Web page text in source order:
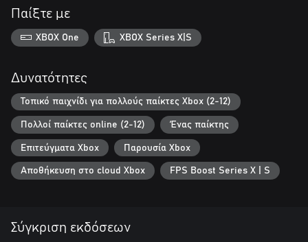
Παίξτε με
XBOX One XBOX Series X|S
Δυνατότητες
Τοπικό παιχνίδι για πολλούς παίκτες Xbox (2-12)
Πολλοί παίκτες online (2-12) Ένας παίκτης
Επιτεύγματα Xbox Παρουσία Xbox
Αποθήκευση στο cloud Xbox FPS Boost Series X | S
Σύγκριση εκδόσεων